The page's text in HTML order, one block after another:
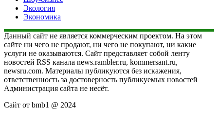
Экология
Экономика
Данный сайт не является коммерческим проектом. На этом
сайте ни чего не продают, ни чего не покупают, ни какие
услуги не оказываются. Сайт представляет собой ленту
новостей RSS канала news.rambler.ru, kommersant.ru,
newsru.com. Материалы публикуются без искажения,
ответственность за достоверность публикуемых новостей
Администрация сайта не несёт.
Сайт от bmb1 @ 2024